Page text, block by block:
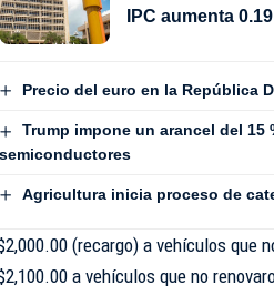
IPC aumenta
Precio del euro en la República
Trump impone un arancel del
semiconductores
Agricultura inicia proceso de
(recargo) a vehículos que
a vehículos que no